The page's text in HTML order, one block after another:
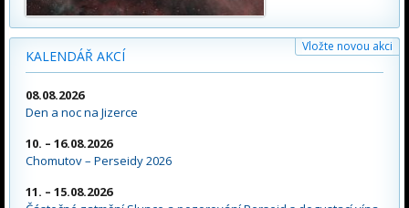
KALENDÁŘ AKCÍ
Vložte novou akci
08.08.2026
Den a noc na Jizerce
10. – 16.08.2026
Chomutov – Perseidy 2026
11. – 15.08.2026